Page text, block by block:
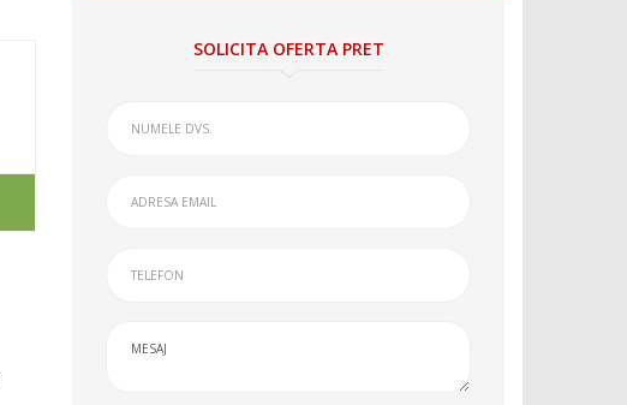
SOLICITA OFERTA PRET